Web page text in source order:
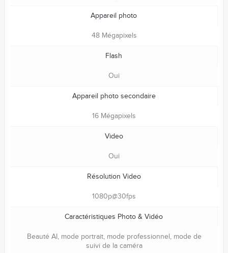
Appareil photo
48 Mégapixels
Flash
Oui
Appareil photo secondaire
16 Mégapixels
Video
Oui
Résolution Video
1080p@30fps
Caractéristiques Photo & Vidéo
Beauté AI, mode portrait, mode professionnel, mode de
suivi de la caméra